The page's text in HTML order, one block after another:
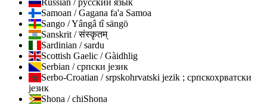
Russian / русский язык
Samoan / Gagana fa'a Samoa
Sango / Yângâ tî sängö
Sanskrit / संस्कृतम्
Sardinian / sardu
Scottish Gaelic / Gàidhlig
Serbian / српски језик
Serbo-Croatian / srpskohrvatski jezik ; српскохрватски
језик
Shona / chiShona